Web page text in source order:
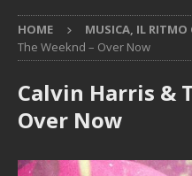
HOME MUSICA, IL RITMO
The Weeknd – Over Now
Calvin Harris &
Over Now